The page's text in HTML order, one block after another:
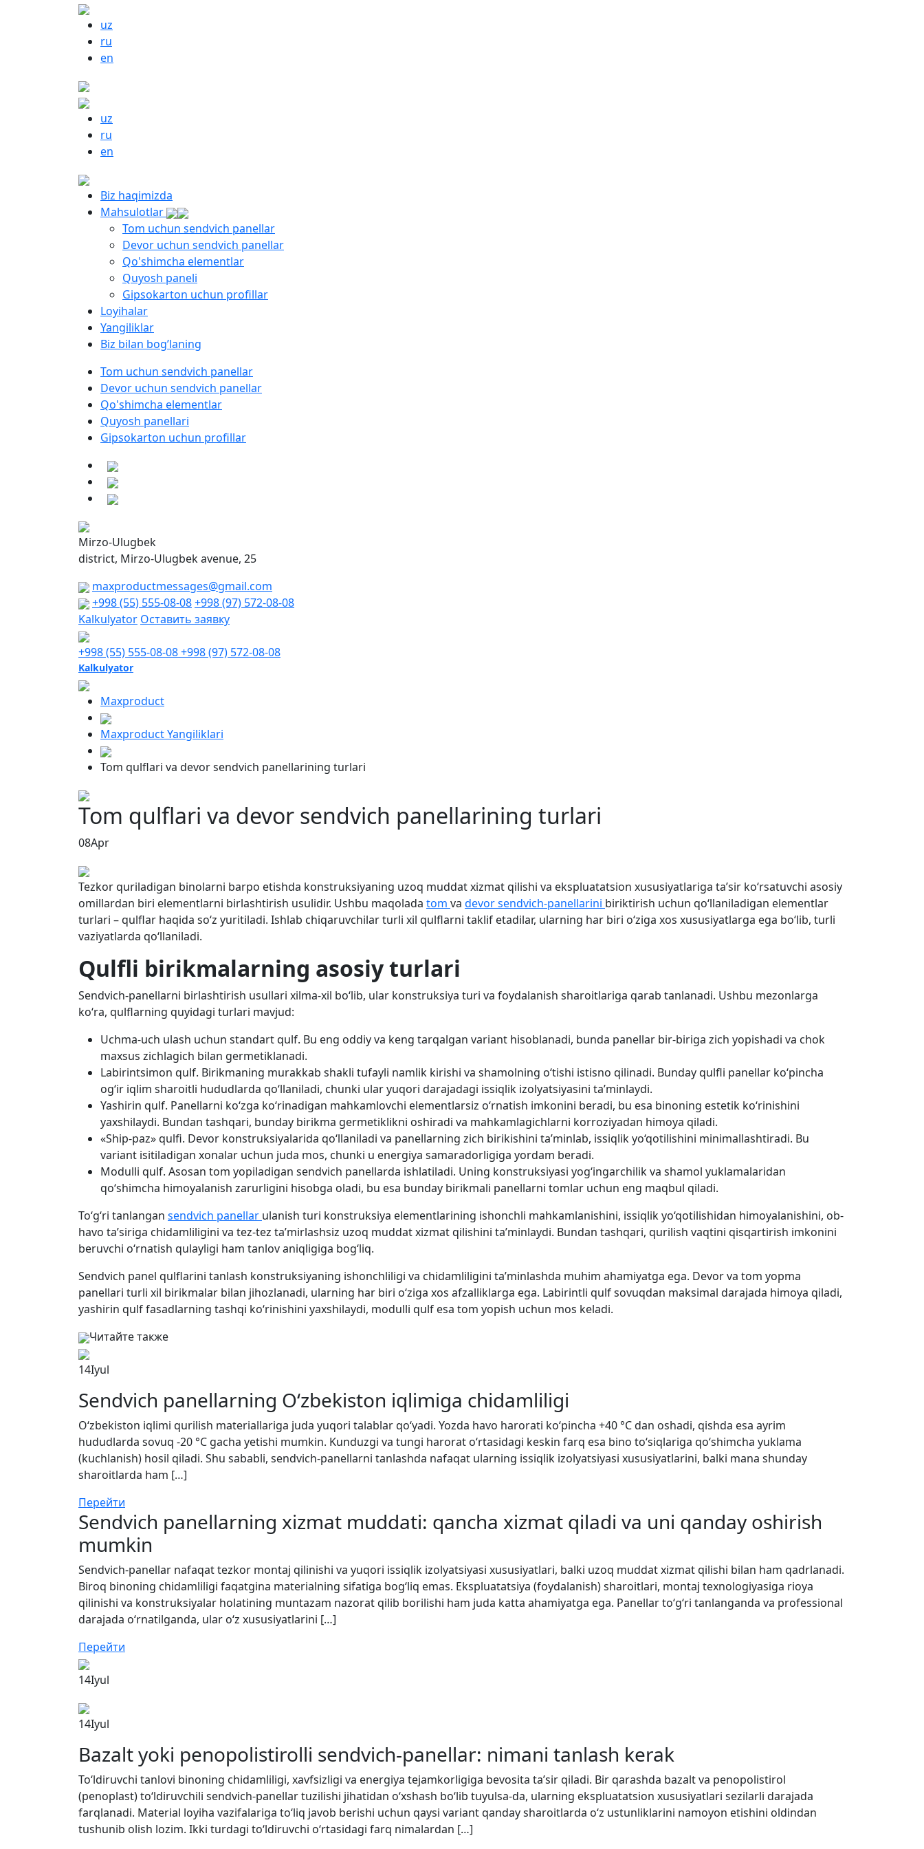
uz
ru
en
uz
ru
en
Biz haqimizda
Mahsulotlar
Tom uchun sendvich panellar
Devor uchun sendvich panellar
Qo'shimcha elementlar
Quyosh paneli
Gipsokarton uchun profillar
Loyihalar
Yangiliklar
Biz bilan bog’laning
Tom uchun sendvich panellar
Devor uchun sendvich panellar
Qo'shimcha elementlar
Quyosh panellari
Gipsokarton uchun profillar
Mirzo-Ulugbek
district, Mirzo-Ulugbek avenue, 25
maxproductmessages@gmail.com
+998 (55) 555-08-08+998 (97) 572-08-08
Kalkulyator Оставить заявку
+998 (55) 555-08-08+998 (97) 572-08-08
Kalkulyator
Maxproduct
Maxproduct Yangiliklari
Tom qulflari va devor sendvich panellarining turlari
Tom qulflari va devor sendvich panellarining turlari
08Apr
Tezkor quriladigan binolarni barpo etishda konstruksiyaning uzoq muddat xizmat qilishi va ekspluatatsion xususiyatlariga ta’sir ko‘rsatuvchi asosiy
omillardan biri elementlarni birlashtirish usulidir. Ushbu maqolada tom va devor sendvich-panellarini biriktirish uchun qo‘llaniladigan elementlar
turlari – qulflar haqida so‘z yuritiladi. Ishlab chiqaruvchilar turli xil qulflarni taklif etadilar, ularning har biri o‘ziga xos xususiyatlarga ega bo‘lib, turli
vaziyatlarda qo‘llaniladi.
Qulfli birikmalarning asosiy turlari
Sendvich-panellarni birlashtirish usullari xilma-xil bo‘lib, ular konstruksiya turi va foydalanish sharoitlariga qarab tanlanadi. Ushbu mezonlarga
ko‘ra, qulflarning quyidagi turlari mavjud:
Uchma-uch ulash uchun standart qulf. Bu eng oddiy va keng tarqalgan variant hisoblanadi, bunda panellar bir-biriga zich yopishadi va chok
maxsus zichlagich bilan germetiklanadi.
Labirintsimon qulf. Birikmaning murakkab shakli tufayli namlik kirishi va shamolning o‘tishi istisno qilinadi. Bunday qulfli panellar ko‘pincha
og‘ir iqlim sharoitli hududlarda qo‘llaniladi, chunki ular yuqori darajadagi issiqlik izolyatsiyasini ta’minlaydi.
Yashirin qulf. Panellarni ko‘zga ko‘rinadigan mahkamlovchi elementlarsiz o‘rnatish imkonini beradi, bu esa binoning estetik ko‘rinishini
yaxshilaydi. Bundan tashqari, bunday birikma germetiklikni oshiradi va mahkamlagichlarni korroziyadan himoya qiladi.
«Ship-paz» qulfi. Devor konstruksiyalarida qo‘llaniladi va panellarning zich birikishini ta’minlab, issiqlik yo‘qotilishini minimallashtiradi. Bu
variant isitiladigan xonalar uchun juda mos, chunki u energiya samaradorligiga yordam beradi.
Modulli qulf. Asosan tom yopiladigan sendvich panellarda ishlatiladi. Uning konstruksiyasi yog‘ingarchilik va shamol yuklamalaridan
qo‘shimcha himoyalanish zarurligini hisobga oladi, bu esa bunday birikmali panellarni tomlar uchun eng maqbul qiladi.
To‘g‘ri tanlangan sendvich panellar ulanish turi konstruksiya elementlarining ishonchli mahkamlanishini, issiqlik yo‘qotilishidan himoyalanishini, ob-
havo ta’siriga chidamliligini va tez-tez ta’mirlashsiz uzoq muddat xizmat qilishini ta’minlaydi. Bundan tashqari, qurilish vaqtini qisqartirish imkonini
beruvchi o‘rnatish qulayligi ham tanlov aniqligiga bog‘liq.
Sendvich panel qulflarini tanlash konstruksiyaning ishonchliligi va chidamliligini ta’minlashda muhim ahamiyatga ega. Devor va tom yopma
panellari turli xil birikmalar bilan jihozlanadi, ularning har biri o‘ziga xos afzalliklarga ega. Labirintli qulf sovuqdan maksimal darajada himoya qiladi,
yashirin qulf fasadlarning tashqi ko‘rinishini yaxshilaydi, modulli qulf esa tom yopish uchun mos keladi.
Читайте также
14Iyul
Sendvich panellarning O‘zbekiston iqlimiga chidamliligi
O‘zbekiston iqlimi qurilish materiallariga juda yuqori talablar qo‘yadi. Yozda havo harorati ko‘pincha +40 °C dan oshadi, qishda esa ayrim
hududlarda sovuq -20 °C gacha yetishi mumkin. Kunduzgi va tungi harorat o‘rtasidagi keskin farq esa bino to‘siqlariga qo‘shimcha yuklama
(kuchlanish) hosil qiladi. Shu sababli, sendvich-panellarni tanlashda nafaqat ularning issiqlik izolyatsiyasi xususiyatlarini, balki mana shunday
sharoitlarda ham […]
Перейти
Sendvich panellarning xizmat muddati: qancha xizmat qiladi va uni qanday oshirish
mumkin
Sendvich-panellar nafaqat tezkor montaj qilinishi va yuqori issiqlik izolyatsiyasi xususiyatlari, balki uzoq muddat xizmat qilishi bilan ham qadrlanadi.
Biroq binoning chidamliligi faqatgina materialning sifatiga bog‘liq emas. Ekspluatatsiya (foydalanish) sharoitlari, montaj texnologiyasiga rioya
qilinishi va konstruksiyalar holatining muntazam nazorat qilib borilishi ham juda katta ahamiyatga ega. Panellar to‘g‘ri tanlanganda va professional
darajada o‘rnatilganda, ular o‘z xususiyatlarini […]
Перейти
14Iyul
14Iyul
Bazalt yoki penopolistirolli sendvich-panellar: nimani tanlash kerak
To‘ldiruvchi tanlovi binoning chidamliligi, xavfsizligi va energiya tejamkorligiga bevosita ta’sir qiladi. Bir qarashda bazalt va penopolistirol
(penoplast) to‘ldiruvchili sendvich-panellar tuzilishi jihatidan o‘xshash bo‘lib tuyulsa-da, ularning ekspluatatsion xususiyatlari sezilarli darajada
farqlanadi. Material loyiha vazifalariga to‘liq javob berishi uchun qaysi variant qanday sharoitlarda o‘z ustunliklarini namoyon etishini oldindan
tushunib olish lozim. Ikki turdagi to‘ldiruvchi o‘rtasidagi farq nimalardan […]